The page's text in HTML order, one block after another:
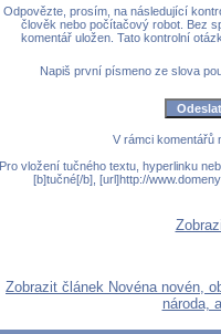
Odpovězte, prosím, na následující
člověk nebo počítačový robot. Bez
komentář uložen. Tato kontrolní
Napiš první písmeno ze slova
V rámci komentářů
Pro vložení tučného textu, hyperlinku
[b]tučné[/b], [url]http://
Zobrazit článek Novéna novén,
národa,